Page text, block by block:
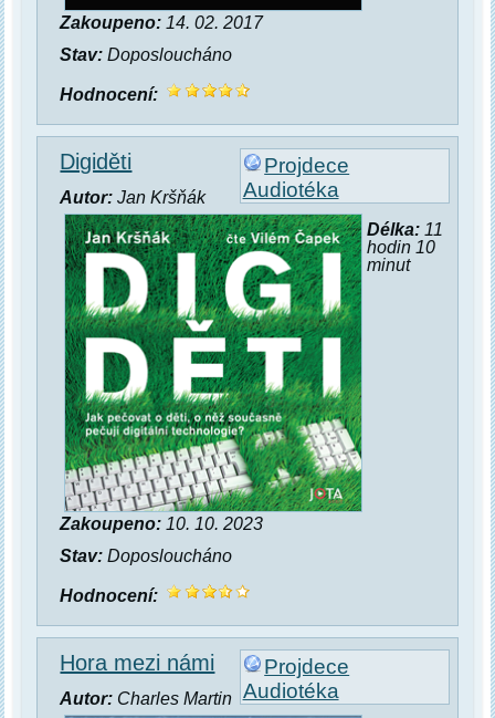
Zakoupeno: 14. 02. 2017
Stav: Doposloucháno
Hodnocení:
Projdece
Audiotéka
Digiděti
Autor: Jan Kršňák
Délka:11
hodin 10
minut
Zakoupeno: 10. 10. 2023
Stav: Doposloucháno
Hodnocení:
Projdece
Audiotéka
Hora mezi námi
Autor: Charles Martin